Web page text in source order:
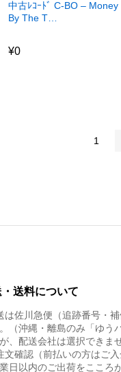
中古ﾚｺｰﾄﾞ C-BO – Money
By The T…
¥0
1
送料について
は佐川急便（追跡番号・
（沖縄・離島のみ「ゆう
、配送会社は選択できま
文確認（前払いの方はご
日以内のご出荷をこころ